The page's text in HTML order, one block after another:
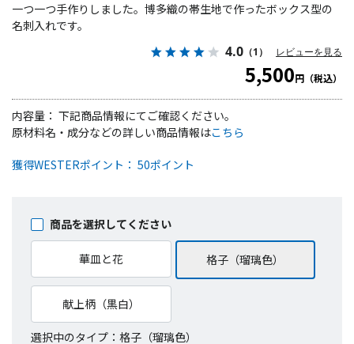
一つ一つ手作りしました。博多織の帯生地で作ったボックス型の
名刺入れです。
4.0 （1） レビューを見る
5,500円（税込）
内容量： 下記商品情報にてご確認ください。
獲得WESTERポイント： 50ポイント
商品を選択してください
華皿と花 格子（瑠璃色）
献上柄（黒白）
選択中のタイプ：格子（瑠璃色）
原材料名・成分などの詳しい商品情報はこちら